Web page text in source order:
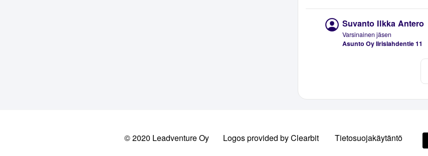
Suvanto Ilkka Antero
Varsinainen jäsen
Asunto Oy Iirislahdentie 11
© 2020 Leadventure Oy Logos provided by Clearbit Tietosuojakäytäntö